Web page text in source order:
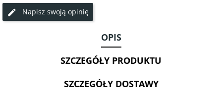
RUBIA
GALLEGA
YORK
STEK
Napisz swoją opinię
OPIS
SZCZEGÓŁY PRODUKTU
SZCZEGÓŁY DOSTAWY